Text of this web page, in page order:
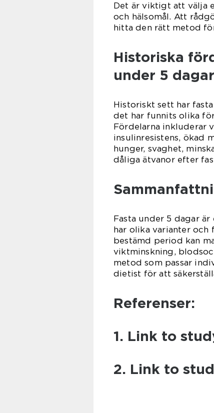
Det är viktigt att välja
och hälsomål. Att
hitta den rätt metod
Historiska
under 5 dagar
Historiskt sett har
det har funnits olika
Fördelarna inkluderar
insulinresistens, ökad
hunger, svaghet,
dåliga ätvanor efter
Fasta under 5 dagar
har olika varianter och
bestämd period kan
viktminskning,
metod som passar
dietist för att
Referenser:
1. Link to
2. Link to